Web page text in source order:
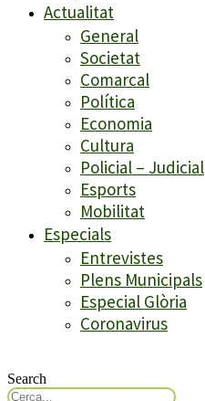
Actualitat
General
Societat
Comarcal
Política
Economia
Cultura
Policial – Judicial
Esports
Mobilitat
Especials
Entrevistes
Plens Municipals
Especial Glòria
Coronavirus
Search